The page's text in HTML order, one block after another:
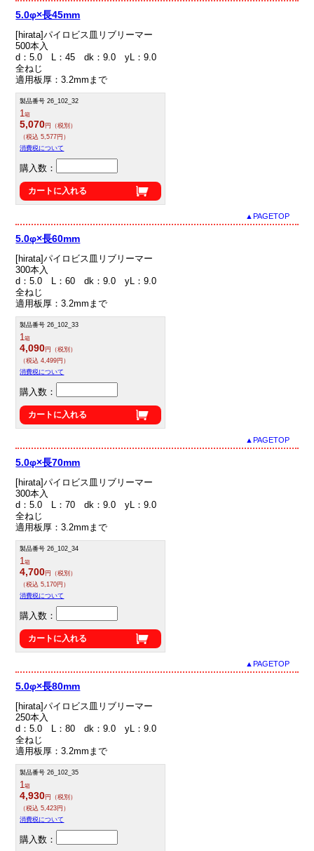
5.0φ×長45mm
[hirata]パイロビス皿リブリーマー
500本入
d：5.0 L：45 dk：9.0 yL：9.0
全ねじ
適用板厚：3.2mmまで
製品番号 26_102_32
1箱
5,070円（税別）
（税込 5,577円）
消費税について
購入数：
カートに入れる
▲PAGETOP
5.0φ×長60mm
[hirata]パイロビス皿リブリーマー
300本入
d：5.0 L：60 dk：9.0 yL：9.0
全ねじ
適用板厚：3.2mmまで
製品番号 26_102_33
1箱
4,090円（税別）
（税込 4,499円）
消費税について
購入数：
カートに入れる
▲PAGETOP
5.0φ×長70mm
[hirata]パイロビス皿リブリーマー
300本入
d：5.0 L：70 dk：9.0 yL：9.0
全ねじ
適用板厚：3.2mmまで
製品番号 26_102_34
1箱
4,700円（税別）
（税込 5,170円）
消費税について
購入数：
カートに入れる
▲PAGETOP
5.0φ×長80mm
[hirata]パイロビス皿リブリーマー
250本入
d：5.0 L：80 dk：9.0 yL：9.0
全ねじ
適用板厚：3.2mmまで
製品番号 26_102_35
1箱
4,930円（税別）
（税込 5,423円）
消費税について
購入数：